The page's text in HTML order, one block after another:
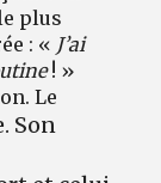
plus
: « J’ai
! »
Le
Son